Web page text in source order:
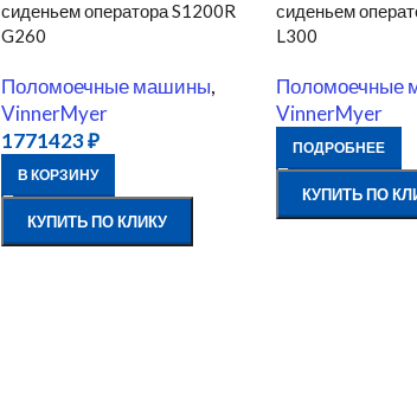
сиденьем оператора S1200R
G260
Поломоечные машины,
VinnerMyer
1771423₽
В КОРЗИНУ
КУПИТЬ ПО КЛИКУ
сиденьем
L300
Поломоечные
VinnerMyer
ПОДРОБНЕЕ
КУПИТЬ ПО